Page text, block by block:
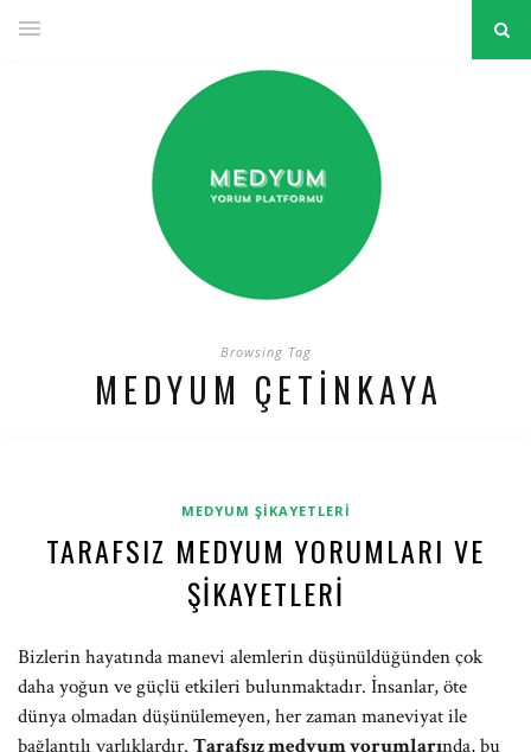
Browsing Tag
MEDYUM ÇETINKAYA
MEDYUM ŞIKAYETLERI
TARAFSIZ MEDYUM YORUMLARI VE
ŞIKAYETLERI
Bizlerin hayatında manevi alemlerin düşünüldüğünden çok
daha yoğun ve güçlü etkileri bulunmaktadır. İnsanlar, öte
dünya olmadan düşünülemeyen, her zaman maneviyat ile
bağlantılı varlıklardır. Tarafsız medyum yorumlarında, bu